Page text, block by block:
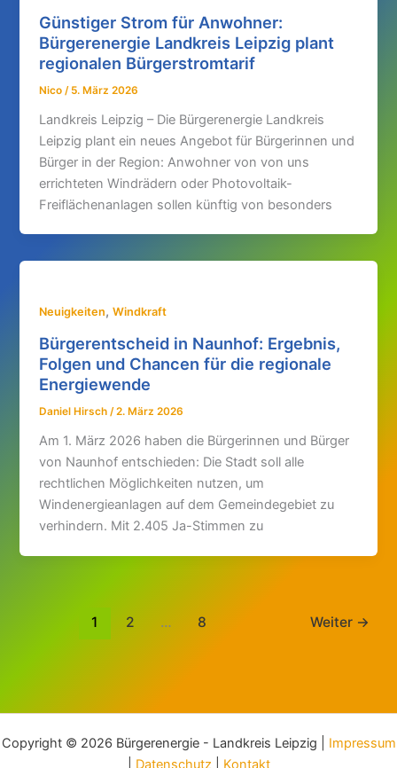
Günstiger Strom für Anwohner:
Bürgerenergie Landkreis Leipzig plant
regionalen Bürgerstromtarif
Nico / 5. März 2026
Landkreis Leipzig – Die Bürgerenergie Landkreis
Leipzig plant ein neues Angebot für Bürgerinnen und
Bürger in der Region: Anwohner von von uns
errichteten Windrädern oder Photovoltaik-
Freiflächenanlagen sollen künftig von besonders
Neuigkeiten,Windkraft
Bürgerentscheid in Naunhof: Ergebnis,
Folgen und Chancen für die regionale
Energiewende
Daniel Hirsch/2. März 2026
Am 1. März 2026 haben die Bürgerinnen und Bürger
von Naunhof entschieden: Die Stadt soll alle
rechtlichen Möglichkeiten nutzen, um
Windenergieanlagen auf dem Gemeindegebiet zu
verhindern. Mit 2.405 Ja-Stimmen zu
1 2 … 8 Weiter →
Copyright © 2026 Bürgerenergie - Landkreis Leipzig | Impressum
Datenschutz Kontakt